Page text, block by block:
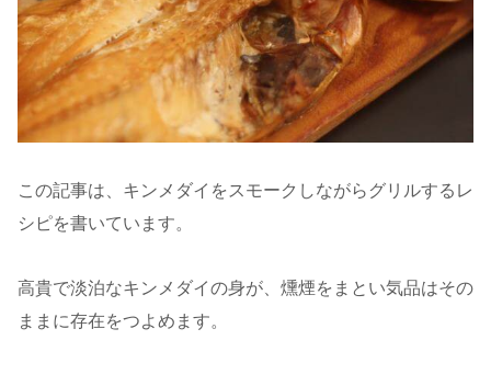
この記事は、キンメダイをスモークしながらグリルするレ
シピを書いています。
高貴で淡泊なキンメダイの身が、燻煙をまとい気品はその
ままに存在をつよめます。